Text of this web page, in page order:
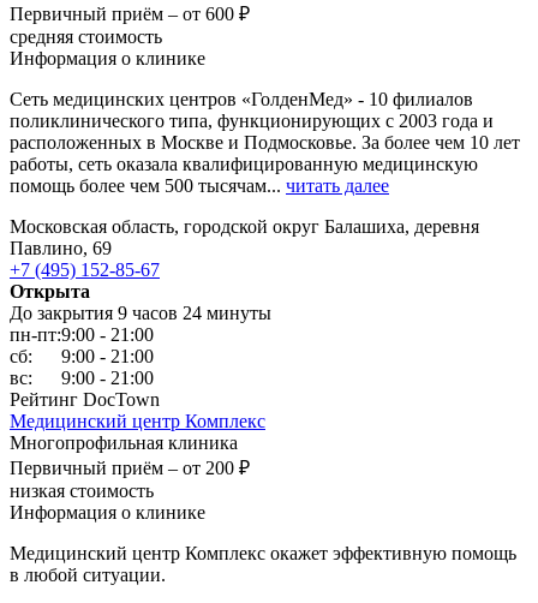
Первичный приём – от 600 ₽
средняя стоимость
Информация о клинике
Сеть медицинских центров «ГолденМед» - 10 филиалов
поликлинического типа, функционирующих с 2003 года и
расположенных в Москве и Подмосковье. За более чем 10 лет
работы, сеть оказала квалифицированную медицинскую
помощь более чем 500 тысячам... читать далее
Московская область, городской округ Балашиха, деревня
Павлино, 69
+7 (495) 152-85-67
Открыта
До закрытия 9 часов 24 минуты
пн-пт:9:00 - 21:00
сб:
9:00 - 21:00
вс:
9:00 - 21:00
Рейтинг DocTown
Медицинский центр Комплекс
Многопрофильная клиника
Первичный приём – от 200 ₽
низкая стоимость
Информация о клинике
Медицинский центр Комплекс окажет эффективную помощь
в любой ситуации.